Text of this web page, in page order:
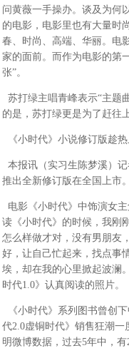
问黄薇一手操办。谈及为何
的电影，电影里也有大量时
春、时尚、高端、华丽。电
家的面前。而作为电影的第
张”。
苏打绿主唱青峰表示“主题
的是，苏打绿更是为了赶往
《小时代》小说修订版趁
本报讯（实习生陈梦溪）
推出全新修订版在全国上市
电影《小时代》中饰演女
读《小时代》的时候，我刚
怎么样做才对，没有男朋友
好，让自己忙起来，找点事
埃，却在我的心里掀起波澜
时代1.0》认真阅读的照片。
《小时代》系列图书曾创
代2.0虚铜时代》销售狂潮
明微博数据，过去5年中，